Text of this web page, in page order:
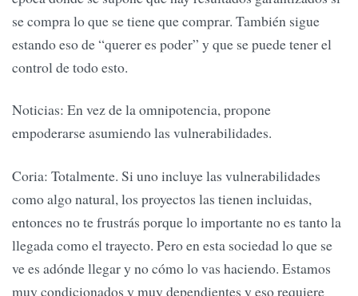
se compra lo que se tiene que comprar. También sigue
estando eso de “querer es poder” y que se puede tener el
control de todo esto.
Noticias: En vez de la omnipotencia, propone
empoderarse asumiendo las vulnerabilidades.
Coria: Totalmente. Si uno incluye las vulnerabilidades
como algo natural, los proyectos las tienen incluidas,
entonces no te frustrás porque lo importante no es tanto la
llegada como el trayecto. Pero en esta sociedad lo que se
ve es adónde llegar y no cómo lo vas haciendo. Estamos
muy condicionados y muy dependientes y eso requiere